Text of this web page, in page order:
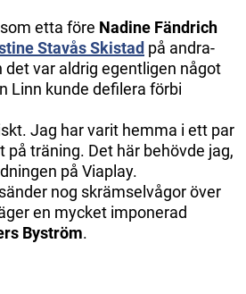
etta före Nadine Fändrich
Stavås Skistad på andra-
var aldrig egentligen något
Linn kunde defilera förbi
Jag har varit hemma i ett par
på träning. Det här behövde jag,
på Viaplay.
nog skrämselvågor över
en mycket imponerad
Byström.